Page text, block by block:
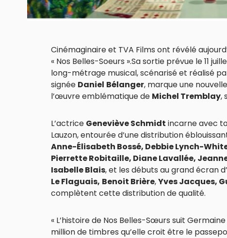
Cinémaginaire et TVA Films ont révélé
« Nos Belles-Soeurs ».Sa sortie prévue le 11
long-métrage musical, scénarisé et réalisé
signée Daniel Bélanger, marque une
l’œuvre emblématique de Michel Tremblay,
L’actrice Geneviève Schmidt incarne avec
Lauzon, entourée d’une distribution
Anne-Élisabeth Bossé, Debbie Lynch-
Pierrette Robitaille, Diane Lavallée,
Isabelle Blais, et les débuts au grand écran d’
Le Flaguais, Benoit Brière,Yves Jacques,
complètent cette distribution de qualité.
« L’histoire de Nos Belles-Sœurs suit
million de timbres qu’elle croit être le